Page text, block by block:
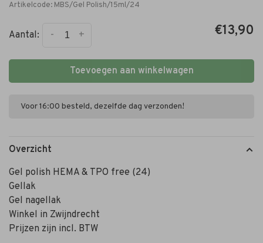
Artikelcode: MBS/Gel Polish/15ml/24
Aantal: +
- €13,90
Toevoegen aan winkelwagen
Voor 16:00 besteld, dezelfde dag verzonden!
Overzicht
Gel polish HEMA & TPO free (24)
Gellak
Gel nagellak
Winkel in Zwijndrecht
Prijzen zijn incl. BTW